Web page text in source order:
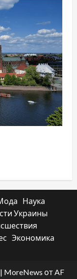
Наука
Украины
Экономика
| MoreNews от AF